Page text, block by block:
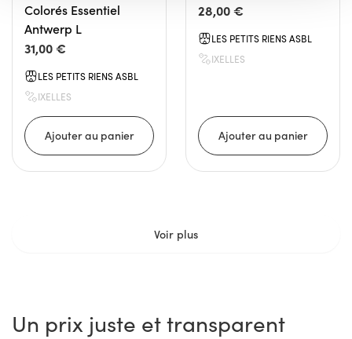
Colorés Essentiel
Antwerp L
31,00 €
LES PETITS RIENS ASBL
IXELLES
28,00 €
LES PETITS RIENS ASBL
IXELLES
Voir plus
Un prix juste et transparent